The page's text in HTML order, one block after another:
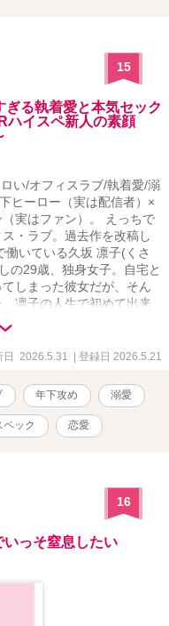
15
ぎる執着愛と本気セック
ハイスペ新人の素顔
い/オフィスラブ/執着愛/溺
ヒーロー（実は配信者）×
実はファン）。 えっちで
・ラブ。過去作を改稿し
いている久坂 凛子(くさ
の29歳、独身女子。自宅と
しまった彼女だが、そん
凛子の人生で初めて出来
。 彼の声をご褒
任になり初めて新人の教
社員、芦谷 奏汰（あしや
たことで、あるミスが発
子に『テキトーに仕事を
フィスを出て行ってしま
て二人で飲みに行った
あの。芦谷くんってもし
の？ 「え、ここ、ど
に彼が、芦谷くんが！？
隣にいたのは部下の芦谷
ね？」 酒に酔ってうっか
る凛子に 芦谷は彼の部屋
、『初めまして、あなた
日 2026.5.31 | 登録日 2026.5.21
年下攻め 溺愛
ペック 恋愛
16
いっそ窒息したい